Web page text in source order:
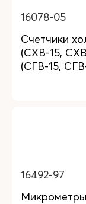
16078-05
Счетчики
(СХВ-15,
(СГВ-15,
16492-97